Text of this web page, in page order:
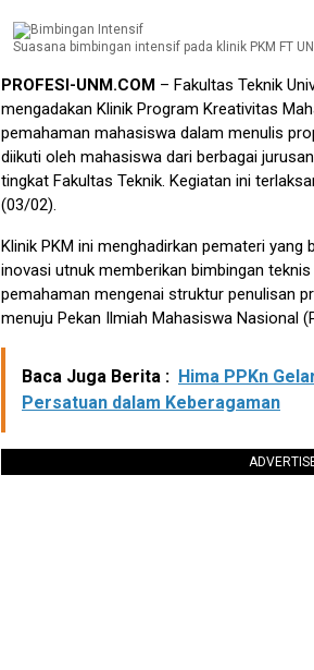
Suasana bimbingan intensif pada klinik PKM FT
PROFESI-UNM.COM – Fakultas Teknik
mengadakan Klinik Program Kreativitas
pemahaman mahasiswa dalam menulis
diikuti oleh mahasiswa dari berbagai
tingkat Fakultas Teknik. Kegiatan ini
(03/02).
Klinik PKM ini menghadirkan pemateri
inovasi utnuk memberikan bimbingan
pemahaman mengenai struktur penulisan
menuju Pekan Ilmiah Mahasiswa Nasional
Baca Juga Berita : Hima PPKn
Persatuan dalam Keberagaman